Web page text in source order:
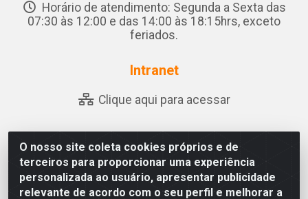
O nosso site coleta cookies próprios e de
terceiros para proporcionar uma experiência
personalizada ao usuário, apresentar publicidade
relevante de acordo com o seu perfil e melhorar a
Horário de atendimento: Segunda a Sexta das
07:30 às 12:00 e das 14:00 às 18:15hrs, exceto
feriados.
Intranet
Clique aqui para acessar
Abreu & Silva - Rua Padre Jose de Souza Leite, 265 -
Ariado, Olho D'Água das Flores/AL - CEP 57.442-000 -
CNPJ 04.790.656/0001-06